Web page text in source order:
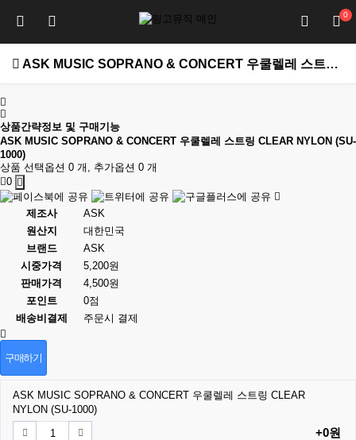
0
ASK MUSIC SOPRANO & CONCERT 우쿨렐레 스트링 CLEAR NYLON (SU-1000) > 우쿨렐레 스트링
상품간략정보 및 구매기능
ASK MUSIC SOPRANO & CONCERT 우쿨렐레 스트링 CLEAR NYLON (SU-
1000)
상품 선택옵션 0 개, 추가옵션 0 개
0
제조사
ASK
원산지
대한민국
브랜드
ASK
시중가격
5,200원
판매가격
4,500원
포인트
0점
배송비결제
주문시 결제
구매하기
ASK MUSIC SOPRANO & CONCERT 우쿨렐레 스트링 CLEAR
NYLON (SU-1000)
+0원